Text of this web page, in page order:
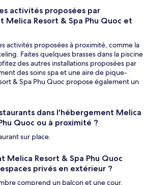
activités proposées par
Melica Resort & Spa Phu Quoc et
activités proposées à proximité, comme la
Faites quelques brasses dans la piscine
des autres installations proposées par
des soins spa et une aire de pique-
& Spa Phu Quoc propose également un
dans l'hébergement Melica
Quoc ou à proximité ?
sur place.
Melica Resort & Spa Phu Quoc
privés en extérieur ?
comprend un balcon et une cour.